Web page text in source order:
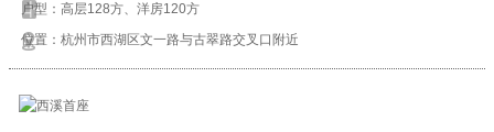
户型：高层128方、洋房120方
位置：杭州市西湖区文一路与古翠路交叉口附近